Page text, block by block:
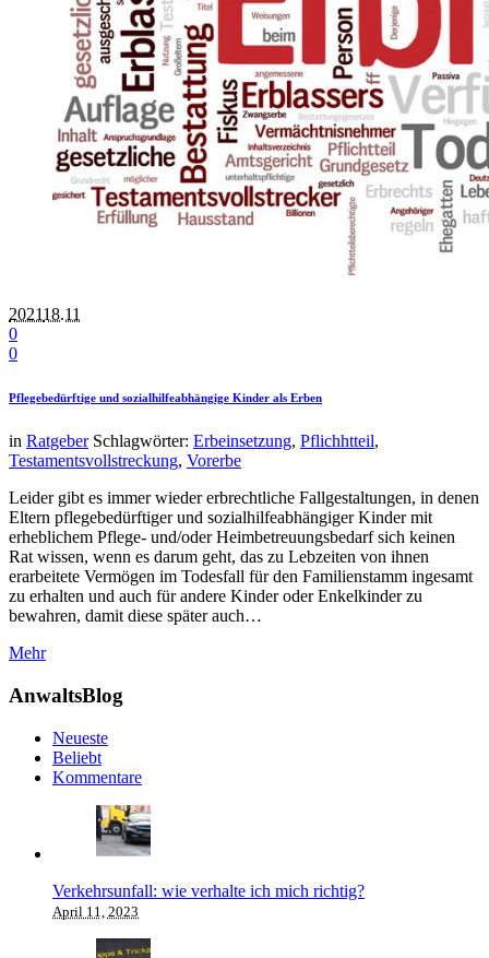
202118.11
0
0
Pflegebedürftige und sozialhilfeabhängige Kinder als Erben
in Ratgeber Schlagwörter: Erbeinsetzung, Pflichhtteil,
Testamentsvollstreckung, Vorerbe
Leider gibt es immer wieder erbrechtliche Fallgestaltungen, in denen
Eltern pflegebedürftiger und sozialhilfeabhängiger Kinder mit
erheblichem Pflege- und/oder Heimbetreuungsbedarf sich keinen
Rat wissen, wenn es darum geht, das zu Lebzeiten von ihnen
erarbeitete Vermögen im Todesfall für den Familienstamm ingesamt
zu erhalten und auch für andere Kinder oder Enkelkinder zu
bewahren, damit diese später auch…
Mehr
AnwaltsBlog
Neueste
Beliebt
Kommentare
Verkehrsunfall: wie verhalte ich mich richtig?
April 11, 2023